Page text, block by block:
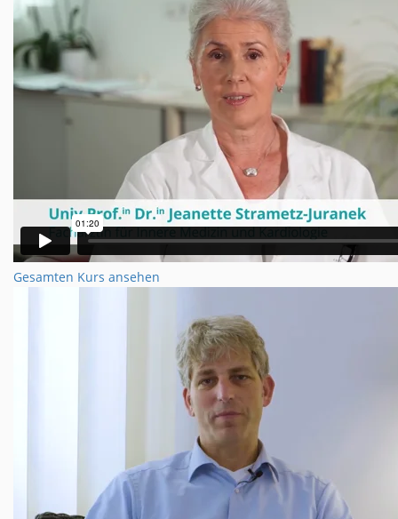
Gesamten Kurs ansehen